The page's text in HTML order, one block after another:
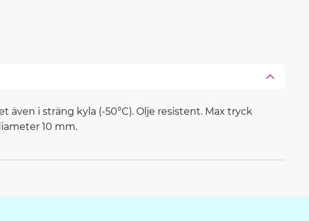
i sträng kyla (-50°C). Olje resistent. Max tryck
10 mm.